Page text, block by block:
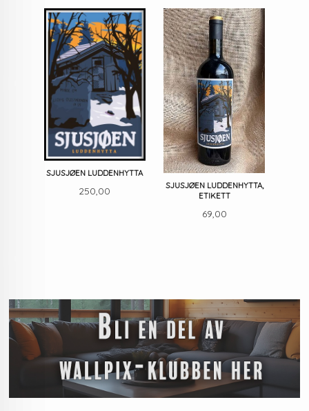
SJUSJØEN LUDDENHYTTA
Pris
250,00
SJUSJØEN LUDDENHYTTA,
ETIKETT
Pris
69,00